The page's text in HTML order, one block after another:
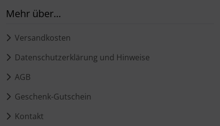
Mehr über...
Versandkosten
Datenschutzerklärung und Hinweise
AGB
Geschenk-Gutschein
Kontakt